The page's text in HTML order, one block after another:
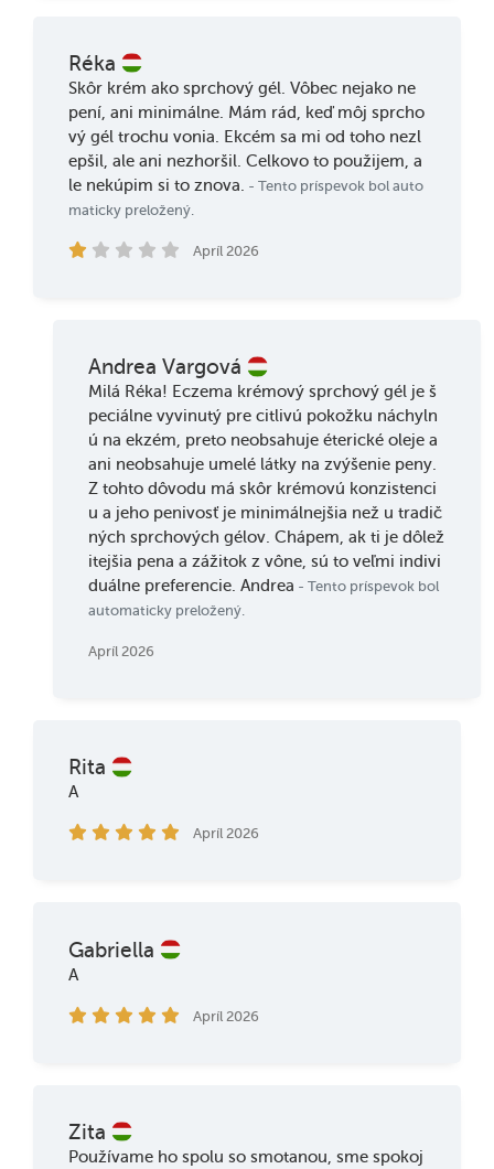
Réka
Skôr krém ako sprchový gél. Vôbec nejako ne
pení, ani minimálne. Mám rád, keď môj sprcho
vý gél trochu vonia. Ekcém sa mi od toho nezl
epšil, ale ani nezhoršil. Celkovo to použijem, a
le nekúpim si to znova. - Tento príspevok bol auto
maticky preložený.
Apríl 2026
Andrea Vargová
Milá Réka! Eczema krémový sprchový gél je š
peciálne vyvinutý pre citlivú pokožku náchyln
ú na ekzém, preto neobsahuje éterické oleje a
ani neobsahuje umelé látky na zvýšenie peny.
Z tohto dôvodu má skôr krémovú konzistenci
u a jeho penivosť je minimálnejšia než u tradič
ných sprchových gélov. Chápem, ak ti je dôlež
itejšia pena a zážitok z vône, sú to veľmi indivi
duálne preferencie. Andrea - Tento príspevok bol
automaticky preložený.
Apríl 2026
Rita
A
Apríl 2026
Gabriella
A
Apríl 2026
Zita
Používame ho spolu so smotanou, sme spokoj